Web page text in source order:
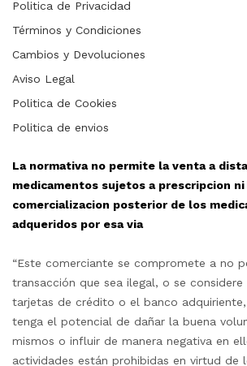
Politica de Privacidad
Términos y Condiciones
Cambios y Devoluciones
Aviso Legal
Politica de Cookies
Politica de envios
La normativa no permite la venta a
medicamentos sujetos a prescripcion ni
comercializacion posterior de los
adqueridos por esa via
“Este comerciante se compromete a no
transacción que sea ilegal, o se
tarjetas de crédito o el banco
tenga el potencial de dañar la buena
mismos o influir de manera negativa en
actividades están prohibidas en virtud de